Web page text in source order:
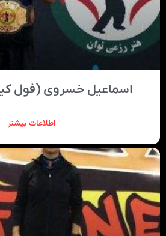
اسماعیل خسروی (فول
اطلاعات بیشتر